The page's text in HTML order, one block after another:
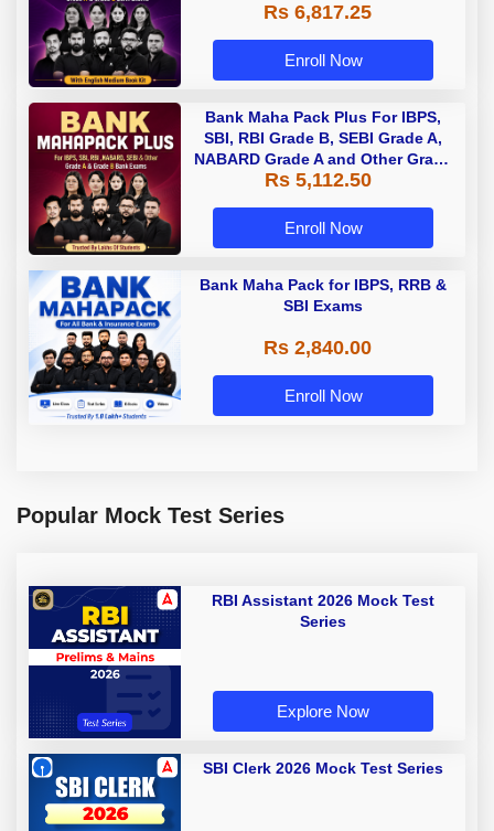
Rs 6,817.25
Enroll Now
Bank Maha Pack Plus For IBPS,
SBI, RBI Grade B, SEBI Grade A,
NABARD Grade A and Other Grade
A & Grade B Bank Exams
Rs 5,112.50
Enroll Now
Bank Maha Pack for IBPS, RRB &
SBI Exams
Rs 2,840.00
Enroll Now
Popular Mock Test Series
RBI Assistant 2026 Mock Test
Series
Explore Now
SBI Clerk 2026 Mock Test Series